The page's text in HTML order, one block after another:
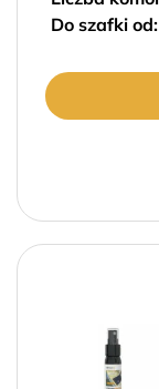
Do szafki od: